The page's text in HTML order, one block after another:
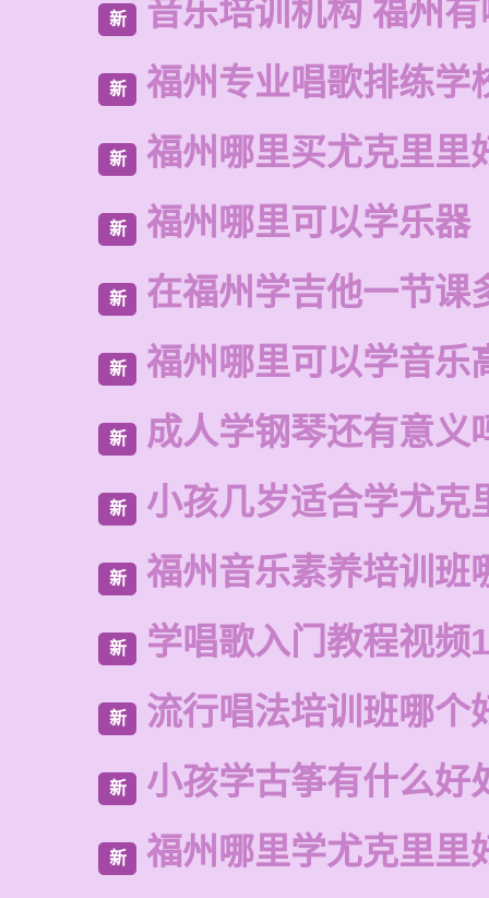
新 音乐培训机构 福州
新 福州专业唱歌排练学
新 福州哪里买尤克里里
新 福州哪里可以学乐器
新 在福州学吉他一节课
新 福州哪里可以学音乐
新 成人学钢琴还有意义
新 小孩几岁适合学尤克
新 福州音乐素养培训班
新 学唱歌入门教程视频
新 流行唱法培训班哪个
新 小孩学古筝有什么好
新 福州哪里学尤克里里